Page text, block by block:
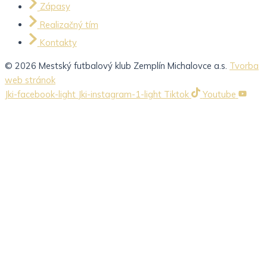
Zápasy
Realizačný tím
Kontakty
© 2026 Mestský futbalový klub Zemplín Michalovce a.s. Tvorba
web stránok
Jki-facebook-light Jki-instagram-1-light Tiktok Youtube